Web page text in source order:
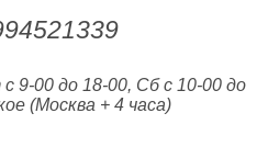
9-00 до 18-00, Сб с 10-00 до
(Москва + 4 часа)